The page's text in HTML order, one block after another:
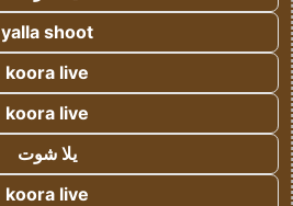
yalla shoot
koora live
koora live
يلا شوت
koora live